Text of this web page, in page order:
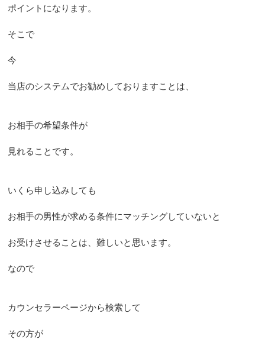
ポイントになります。
そこで
今
当店のシステムでお勧めしておりますことは、
お相手の希望条件が
見れることです。
いくら申し込みしても
お相手の男性が求める条件にマッチングしていないと
お受けさせることは、難しいと思います。
なので
カウンセラーページから検索して
その方が